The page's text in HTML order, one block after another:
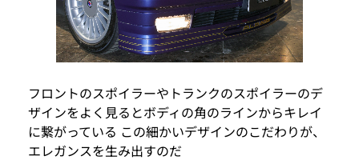
フロントのスポイラーやトランクのスポイラーのデ
ザインをよく見るとボディの角のラインからキレイ
に繋がっている この細かいデザインのこだわりが、
エレガンスを生み出すのだ